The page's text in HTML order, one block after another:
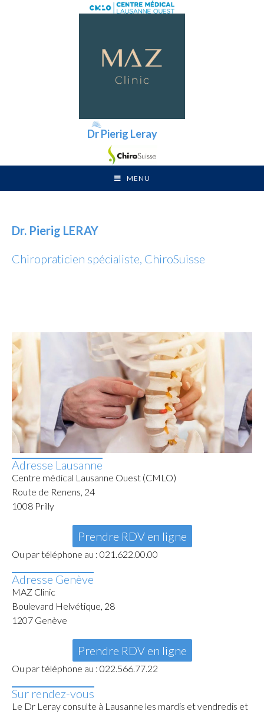
Dr Pierig Leray
MENU
Dr. Pierig LERAY
Chiropraticien spécialiste, ChiroSuisse
Adresse Lausanne
Centre médical Lausanne Ouest (CMLO)
Route de Renens, 24
1008 Prilly
Prendre RDV en ligne
Ou par téléphone au : 021.622.00.00
Adresse Genève
MAZ Clinic
Boulevard Helvétique, 28
1207 Genève
Prendre RDV en ligne
Ou par téléphone au : 022.566.77.22
Sur rendez-vous
Le Dr Leray consulte à Lausanne les mardis et vendredis et